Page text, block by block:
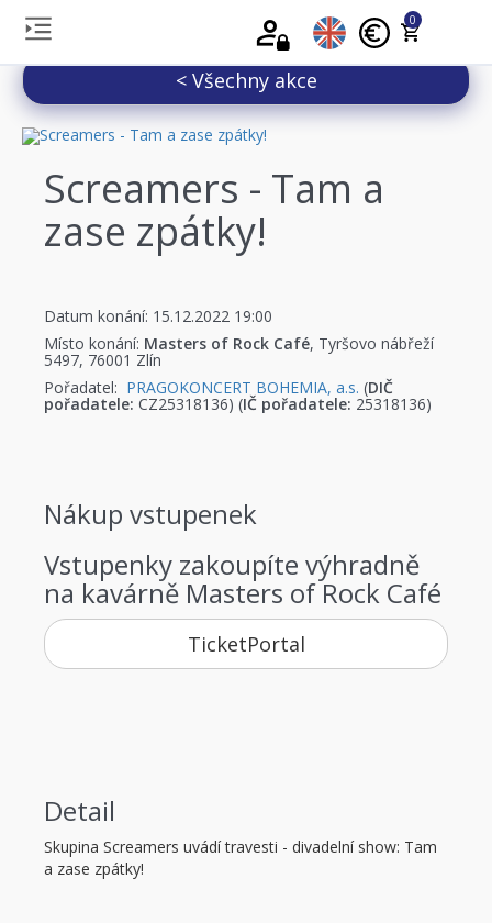
0
< Všechny akce
Screamers - Tam a
zase zpátky!
Datum konání: 15.12.2022 19:00
Místo konání: Masters of Rock Café, Tyršovo nábřeží
5497, 76001 Zlín
Pořadatel: PRAGOKONCERT BOHEMIA, a.s. (DIČ
pořadatele: CZ25318136) (IČ pořadatele: 25318136)
Nákup vstupenek
Vstupenky zakoupíte výhradně
na kavárně Masters of Rock Café
TicketPortal
Detail
Skupina Screamers uvádí travesti - divadelní show: Tam
a zase zpátky!